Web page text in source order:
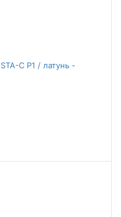
C P1 / латунь -